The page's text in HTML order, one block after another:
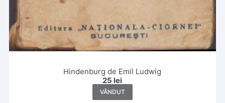
Hindenburg de Emil Ludwig
25 lei
VÂNDUT